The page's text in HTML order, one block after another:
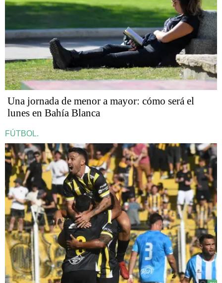
Una jornada de menor a mayor: cómo será el
lunes en Bahía Blanca
FÚTBOL.